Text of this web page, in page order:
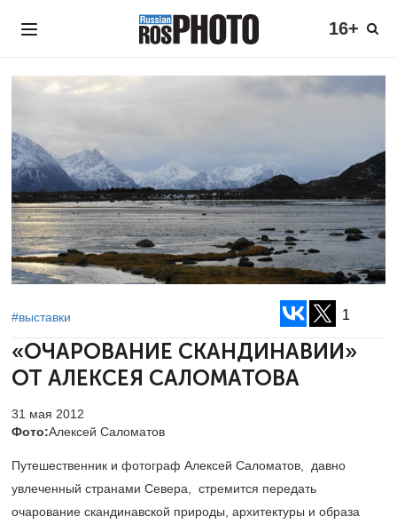
16+
1
#выставки
«ОЧАРОВАНИЕ СКАНДИНАВИИ»
ОТ АЛЕКСЕЯ САЛОМАТОВА
31 мая 2012
Фото:Алексей Саломатов
Путешественник и фотограф Алексей Саломатов, давно
увлеченный странами Севера, стремится передать
очарование скандинавской природы, архитектуры и образа